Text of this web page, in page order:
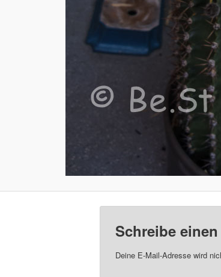
Schreibe
Deine E-Mail-Adresse wird